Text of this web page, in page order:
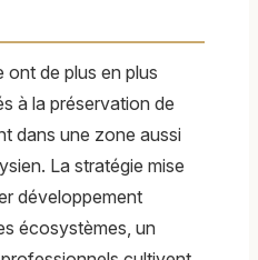
ont de plus en plus
à la préservation de
dans une zone aussi
La stratégie mise
développement
écosystèmes, un